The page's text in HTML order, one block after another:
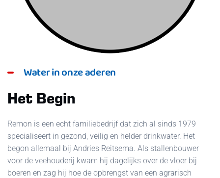
Water in onze aderen
Het Begin
Remon is een echt familiebedrijf dat zich al sinds 1979
specialiseert in gezond, veilig en helder drinkwater. Het
begon allemaal bij Andries Reitsema. Als stallenbouwer
voor de veehouderij kwam hij dagelijks over de vloer bij
boeren en zag hij hoe de opbrengst van een agrarisch